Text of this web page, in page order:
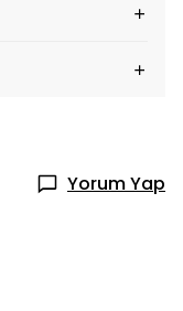
Yorum Yap